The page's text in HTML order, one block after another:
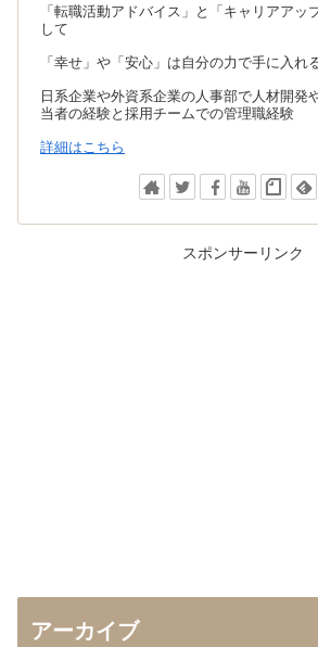
「転職活動アドバイス」と「キャリアアッ
して
「幸せ」や「安心」は自分の力で手に入れ
日系企業や外資系企業の人事部で人材開発
当者の経験と採用チームでの管理職経験
詳細はこちら
スポンサーリンク
アーカイブ